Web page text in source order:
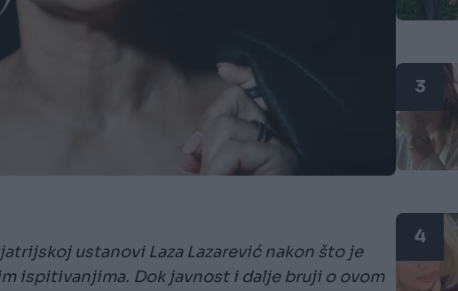
ustanovi Laza Lazarević nakon što je
ispitivanjima. Dok javnost i dalje bruji o ovom
3
4